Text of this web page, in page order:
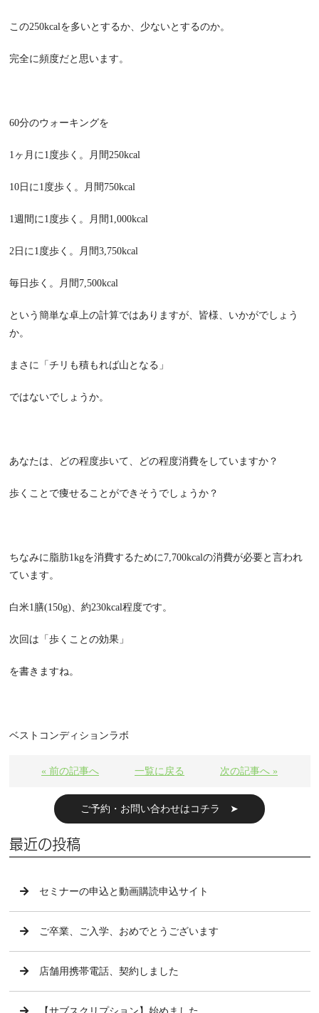
この250kcalを多いとするか、少ないとするのか。
完全に頻度だと思います。
60分のウォーキングを
1 ヶ月に1度歩く。月間250kcal
10日に1度歩く。月間 750kcal
1週間に1度歩く。月間 1,000kcal
2日に1度歩く。月間3,750kcal
毎日歩く。月間 7,500kcal
という簡単な卓上の計算ではありますが、皆様、いかがでしょう
か。
まさに「チリも積もれば山となる」
ではないでしょうか。
あなたは、どの程度歩いて、どの程度消費をしていますか？
歩くことで痩せることができそうでしょうか？
ちなみに脂肪1kgを消費するために7,700kcalの消費が必要と言われ
ています。
白米1膳(150g)、約230kcal程度です。
次回は「歩くことの効果」
を書きますね。
ベストコンディションラボ
« 前の記事へ 一覧に戻る 次の記事へ »
ご予約・お問い合わせはコチラ ➤
最近の投稿
セミナーの申込と動画購読申込サイト
ご卒業、ご入学、おめでとうございます
店舗用携帯電話、契約しました